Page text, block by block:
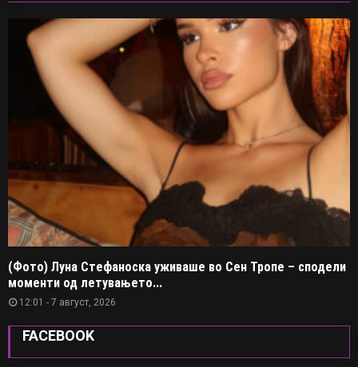
(Фото) Луна Стефаноска уживаше во Сен Тропе – сподели
моменти од летувањето...
12:01 - 7 август, 2026
FACEBOOK